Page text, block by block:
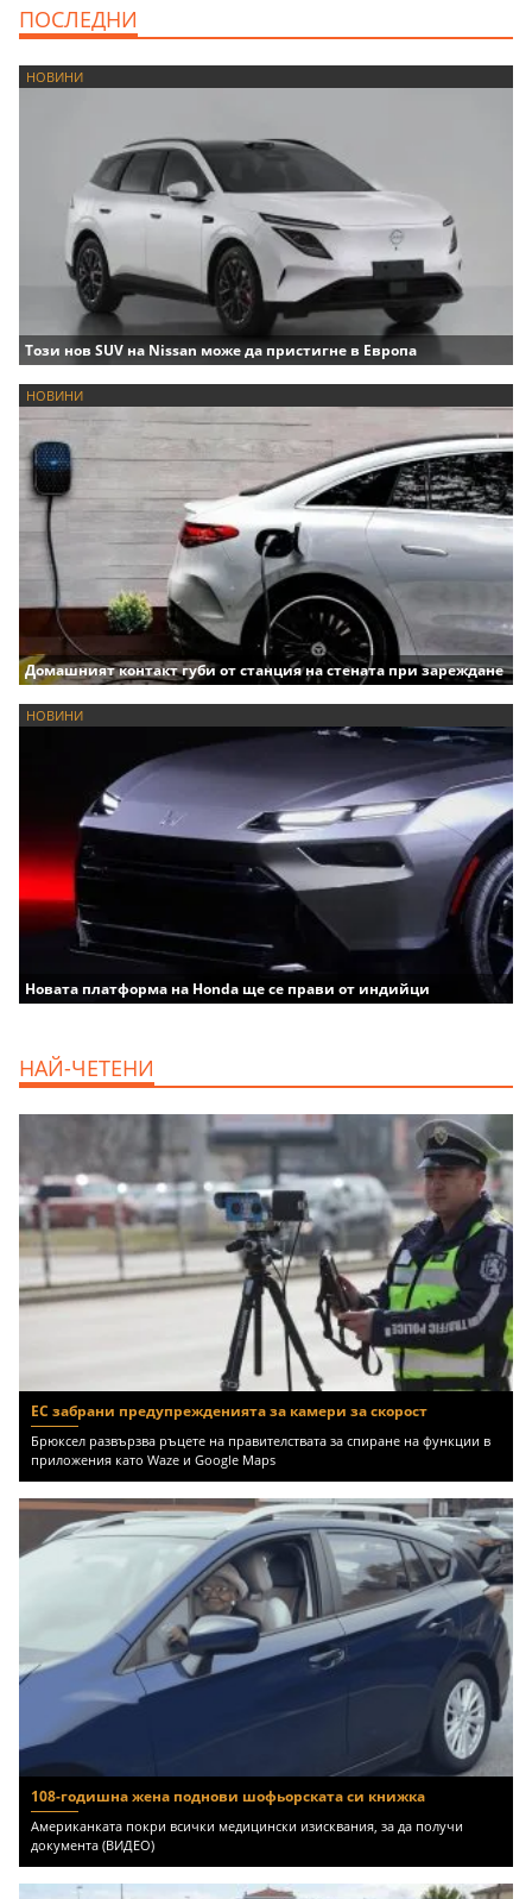
ПОСЛЕДНИ
НОВИНИ
Този нов SUV на Nissan може да пристигне в Европа
НОВИНИ
Домашният контакт губи от станция на стената при зареждане
НОВИНИ
Новата платформа на Honda ще се прави от индийци
НАЙ-ЧЕТЕНИ
ЕС забрани предупрежденията за камери за скорост
Брюксел развързва ръцете на правителствата за спиране на функции в
приложения като Waze и Google Maps
108-годишна жена поднови шофьорската си книжка
Американката покри всички медицински изисквания, за да получи
документа (ВИДЕО)